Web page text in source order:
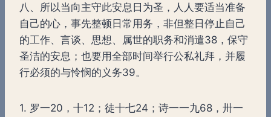
八、所以当向主守此安息日为圣，人人要适当准备
自己的心，事先整顿日常用务，非但整日停止自己
的工作、言谈、思想、属世的职务和消遣38，保守
圣洁的安息；也要用全部时间举行公私礼拜，并履
行必须的与怜悯的义务39。
1. 罗一20，十12；徒十七24；诗一一九68，卅一